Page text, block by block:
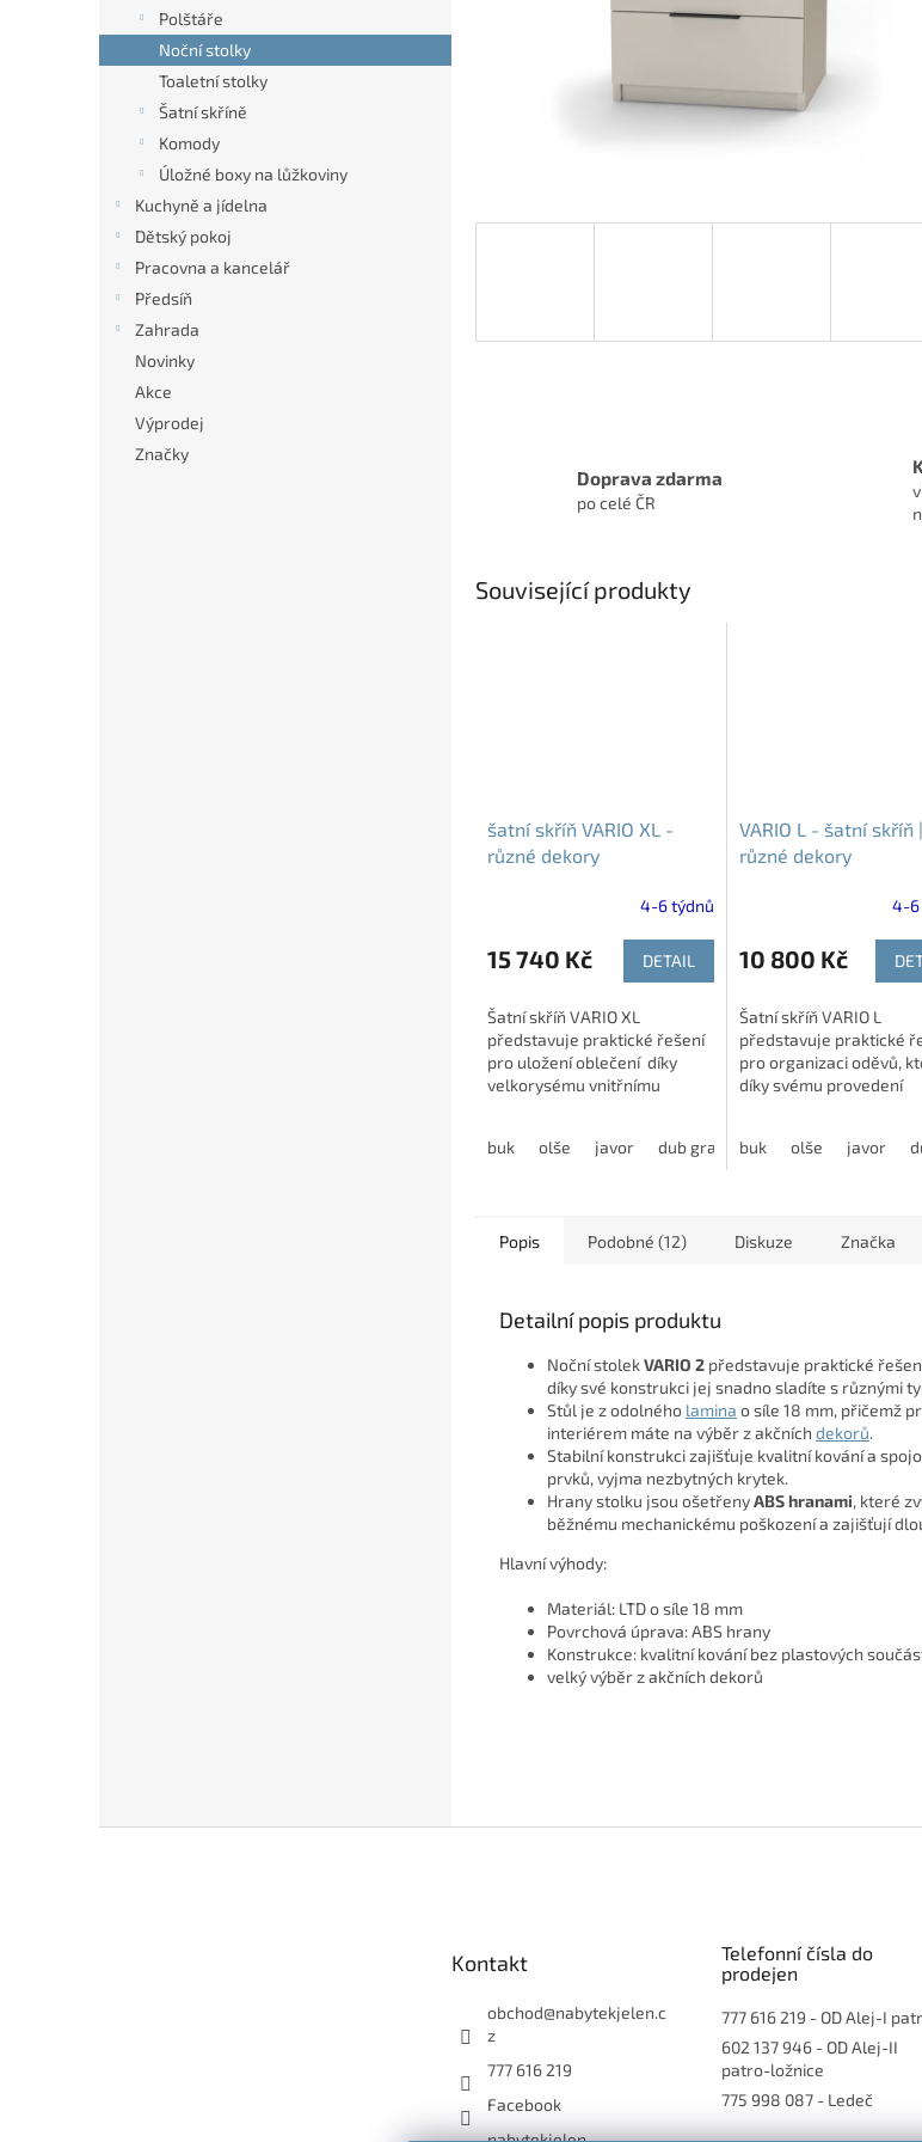
e
l
Polštáře
Noční stolky
Toaletní stolky
Šatní skříně
Komody
Úložné boxy na lůžkoviny
Kuchyně a jídelna
Dětský pokoj
Pracovna a kancelář
Předsíň
Zahrada
Novinky
Akce
Výprodej
Značky
Doprava zdarma
po celé ČR
Související produkty
šatní skříň VARIO XL -
různé dekory
4-6 týdnů
15 740 Kč DETAIL
Šatní skříň VARIO XL
představuje praktické řešení
pro uložení oblečení díky
velkorysému vnitřnímu
možnost výběru z...
buk olše javor dub grande dub harmony
VARIO L - šatní skříň |
různé dekory
4-6
10 800 Kč
Šatní skříň VARIO L
představuje praktické
pro organizaci oděvů,
díky svému provedení
zpracování doplňují...
buk olše javor
Popis Podobné (12) Diskuze Značka
Detailní popis produktu
Noční stolekVARIO 2 představuje praktické
díky své konstrukci jej snadno sladíte s různými
Stůl je z odolného lamina o síle 18 mm, přičemž
interiérem máte na výběr z akčních dekorů.
Stabilní konstrukci zajišťuje kvalitní kování a
prvků, vyjma nezbytných krytek.
Hrany stolku jsou ošetřenyABS hranami, které
běžnému mechanickému poškození a zajišťují
Hlavní výhody:
Materiál: LTD o síle 18 mm
Povrchová úprava: ABS hrany
Konstrukce: kvalitní kování bez plastových
velký výběr z akčních dekorů
Kontakt
obchod@nabytekjelen.c
z
777 616 219
Facebook
Telefonní čísla do
prodejen
777 616 219 - OD Alej-I
602 137 946- OD Alej-II
patro-ložnice
775 998 087- Ledeč